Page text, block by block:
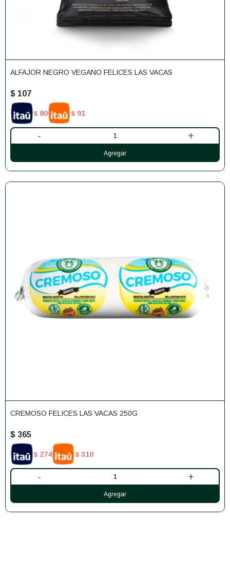
ALFAJOR NEGRO VEGANO FELICES LAS VACAS
$ 107
$ 80 $ 91
- +
CREMOSO FELICES LAS VACAS 250G
$ 365
$ 274 $ 310
- +